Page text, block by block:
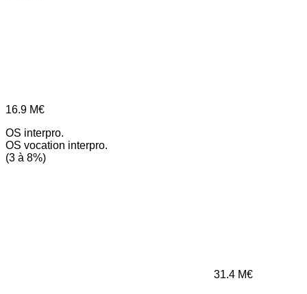
16.9 M€
OS interpro.
OS vocation interpro.
(3 à 8%)
31.4 M€